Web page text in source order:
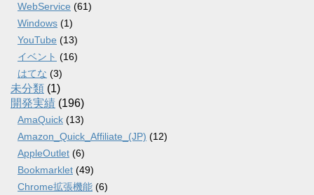
WebService (61)
Windows (1)
YouTube (13)
イベント (16)
はてな (3)
未分類 (1)
開発実績 (196)
AmaQuick (13)
Amazon_Quick_Affiliate_(JP) (12)
AppleOutlet (6)
Bookmarklet (49)
Chrome拡張機能 (6)